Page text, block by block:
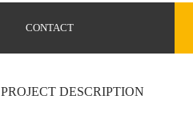
CONTACT
PROJECT DESCRIPTION